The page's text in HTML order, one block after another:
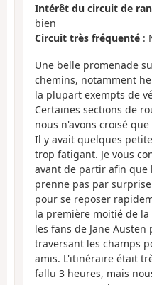
Intérêt du circuit de
bien
Circuit très fréquenté :
Une belle promenade
chemins, notamment
la plupart exempts de
Certaines sections de
nous n'avons croisé
Il y avait quelques
trop fatigant. Je vous
avant de partir afin que
prenne pas par
pour se reposer
la première moitié de
les fans de Jane
traversant les champs
amis. L'itinéraire était
fallu 3 heures, mais